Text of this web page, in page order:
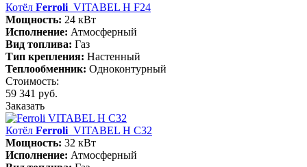
Котёл Ferroli VITABEL H F24
Мощность: 24 кВт
Исполнение: Атмосферный
Вид топлива: Газ
Тип крепления: Настенный
Теплообменник: Одноконтурный
Стоимость:
59 341 руб.
Заказать
Котёл Ferroli VITABEL H С32
Мощность: 32 кВт
Исполнение: Атмосферный